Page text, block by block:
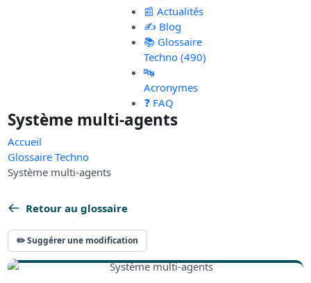
📰 Actualités
✍️ Blog
📚 Glossaire
Techno (490)
🔤
Acronymes
❓ FAQ
Système multi-agents
Accueil
Glossaire Techno
Système multi-agents
Retour au glossaire
✏️ Suggérer une modification